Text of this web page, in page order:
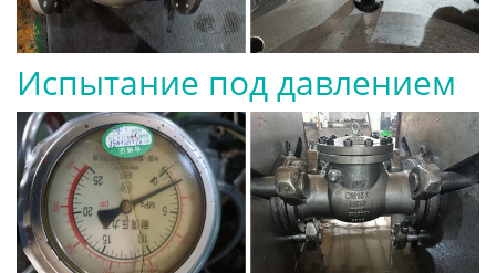
Испытание под давлением